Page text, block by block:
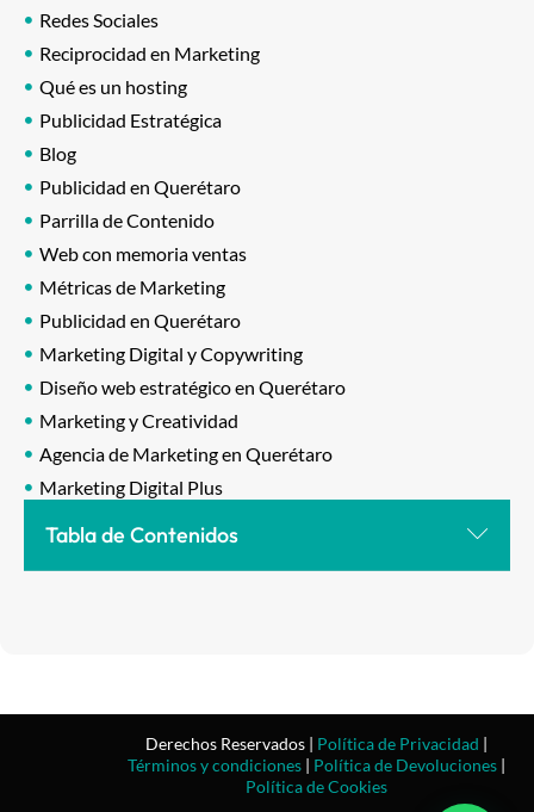
Redes Sociales
Reciprocidad en Marketing
Qué es un hosting
Publicidad Estratégica
Blog
Publicidad en Querétaro
Parrilla de Contenido
Web con memoria ventas
Métricas de Marketing
Publicidad en Querétaro
Marketing Digital y Copywriting
Diseño web estratégico en Querétaro
Marketing y Creatividad
Agencia de Marketing en Querétaro
Marketing Digital Plus
Tabla de Contenidos
Derechos Reservados | Política de Privacidad |
Términos y condiciones | Política de Devoluciones |
Política de Cookies